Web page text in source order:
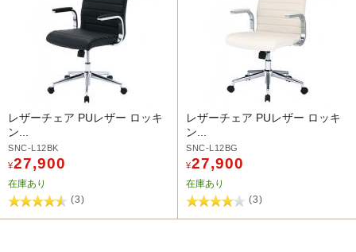
レザーチェア PUレザー ロッキ
ン...
SNC-L12BK
¥27,900
在庫あり
(3)
レザーチェア PUレザー ロッキ
ン...
SNC-L12BG
¥27,900
在庫あり
(3)